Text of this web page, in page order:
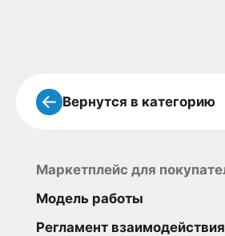
Вернутся в категорию
Маркетплейс для
Модель работы
Регламент взаимодействия